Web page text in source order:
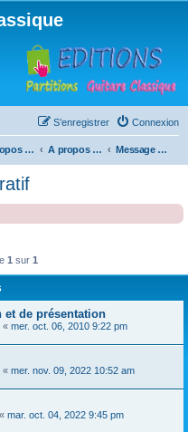
Connexion
S’enregistrer
A propos du forum A propos du forum Message au staff administratif
1 sur 1
de présentation
« mer. oct. 06, 2010 9:22 pm
« mer. nov. 09, 2022 10:52 am
« mar. oct. 04, 2022 9:45 pm